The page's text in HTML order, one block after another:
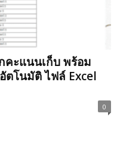
ะแนนเก็บ พร้อม
โนมัติ ไฟล์ Excel
0